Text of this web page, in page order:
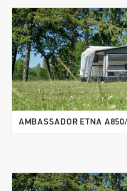
AMBASSADOR ETNA